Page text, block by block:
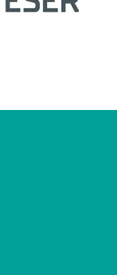
GmbH &
GmbH & Co. KG,